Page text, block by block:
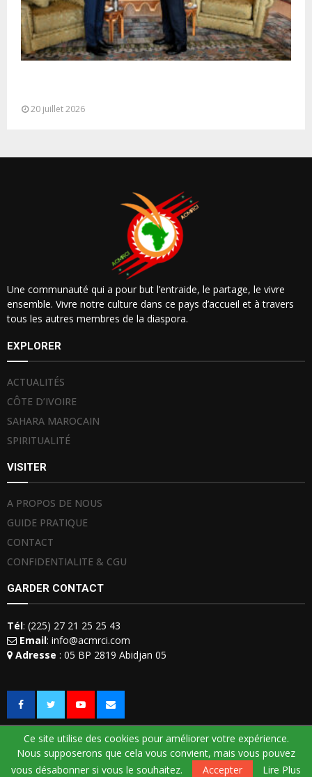
20 juillet 2026
Une communauté qui a pour but l’entraide, le partage, le vivre
ensemble. Vivre notre culture dans ce pays d’accueil et à travers
tous les autres membres de la diaspora.
EXPLORER
ACTUALITÉS
CÔTE D’IVOIRE
SAHARA MAROCAIN
SPIRITUALITÉ
VISITER
A PROPOS DE NOUS
GUIDE PRATIQUE
CONTACT
CONFIDENTIALITE & CGU
GARDER CONTACT
Tél: (225) 27 21 25 25 43
Email: info@acmrci.com
Adresse : 05 BP 2819 Abidjan 05
© 2018 -ACMRCI. Tous droits réservés. Développé par BtoB Telecom
Ce site utilise des cookies pour améliorer votre expérience.
Nous supposerons que cela vous convient, mais vous pouvez
vous désabonner si vous le souhaitez.
Accepter Lire Plus